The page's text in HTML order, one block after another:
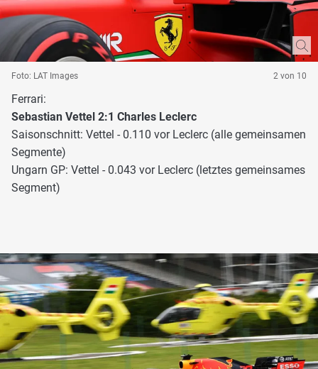
Foto: LAT Images 2 von 10
Ferrari:
Sebastian Vettel 2:1 Charles Leclerc
Saisonschnitt: Vettel - 0.110 vor Leclerc (alle gemeinsamen
Segmente)
Ungarn GP: Vettel - 0.043 vor Leclerc (letztes gemeinsames
Segment)